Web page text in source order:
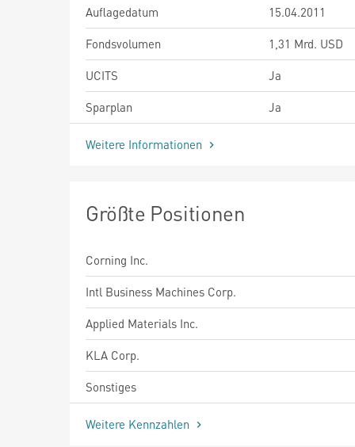
Auflagedatum
15.04.2011
Fondsvolumen
1,31 Mrd. USD
UCITS
Ja
Sparplan
Ja
Weitere Informationen
Größte Positionen
Corning Inc.
Intl Business Machines Corp.
Applied Materials Inc.
KLA Corp.
Sonstiges
Weitere Kennzahlen